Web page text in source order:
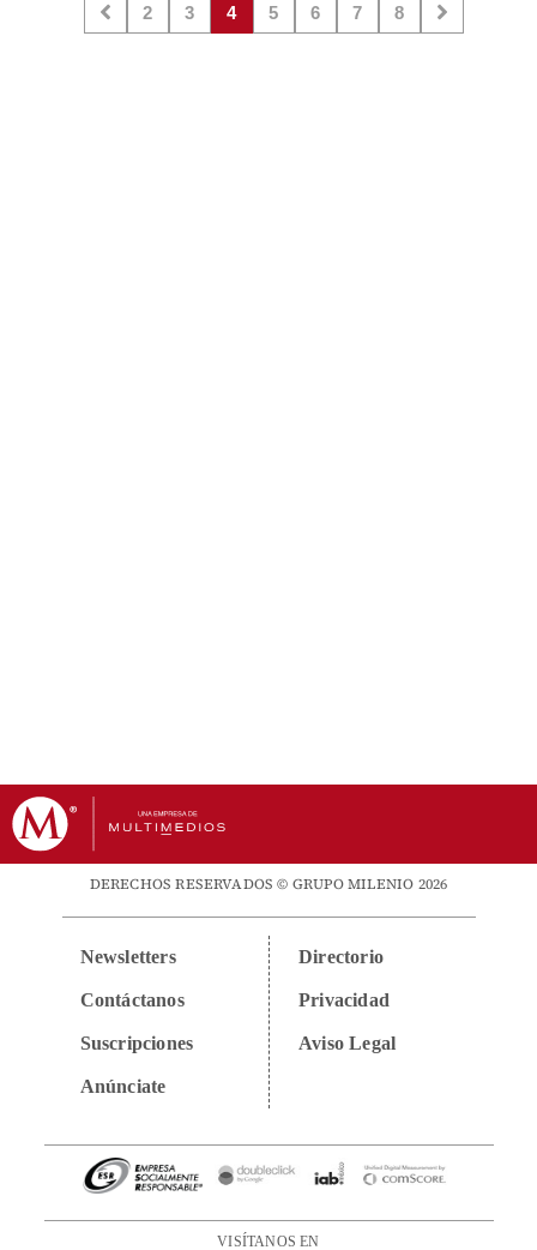
2 3 4 5 6 7 8
DERECHOS RESERVADOS © GRUPO MILENIO 2026
Newsletters
Contáctanos
Suscripciones
Anúnciate
Directorio
Privacidad
Aviso Legal
VISÍTANOS EN